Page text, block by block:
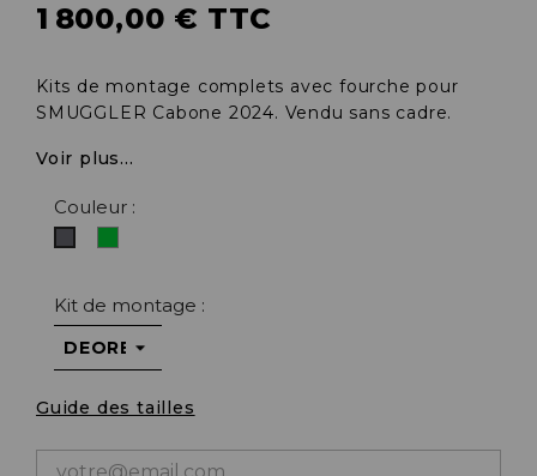
1 800,00 € TTC
Kits de montage complets avec fourche pour
SMUGGLER Cabone 2024. Vendu sans cadre.
Voir plus...
Couleur :
Kit de montage :
Guide des tailles